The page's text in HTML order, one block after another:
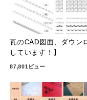
瓦のCAD図面、ダウン
しています！】
87,801ビュー